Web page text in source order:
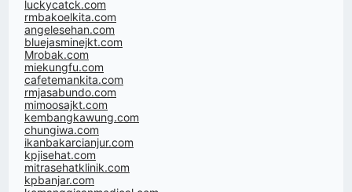
luckycatck.com
rmbakoelkita.com
angelesehan.com
bluejasminejkt.com
Mrobak.com
miekungfu.com
cafetemankita.com
rmjasabundo.com
mimoosajkt.com
kembangkawung.com
chungiwa.com
ikanbakarcianjur.com
kpjisehat.com
mitrasehatklinik.com
kpbanjar.com